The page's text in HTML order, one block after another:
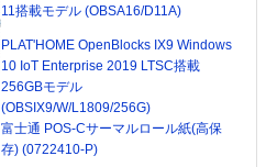
11搭載モデル (OBSA16/D11A)
PLAT'HOME OpenBlocks IX9 Windows
10 IoT Enterprise 2019 LTSC搭載
256GBモデル
(OBSIX9/W/L1809/256G)
富士通 POS-Cサーマルロール紙(高保
存) (0722410-P)